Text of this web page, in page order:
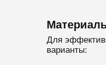
Для
варианты: